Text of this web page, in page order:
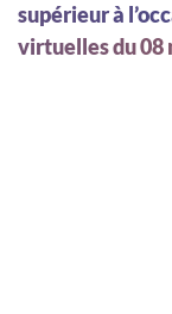
supérieur à
virtuelles du 08